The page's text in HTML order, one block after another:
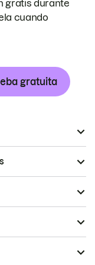
gratis durante
cuando
gratuita